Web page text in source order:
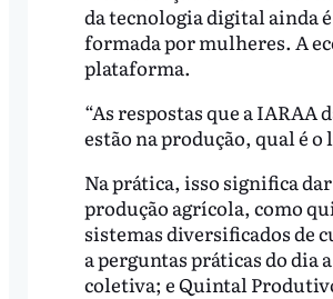
da tecnologia digital ainda
formada por mulheres. A
plataforma.
“As respostas que a
estão na produção, qual é
Na prática, isso significa
produção agrícola, como
sistemas diversificados de
a perguntas práticas do dia
coletiva; e Quintal